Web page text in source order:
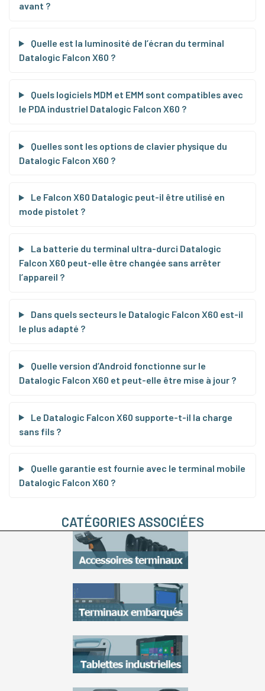
avant ?
Quelle est la luminosité de l’écran du terminal
Datalogic Falcon X60 ?
Quels logiciels MDM et EMM sont compatibles avec
le PDA industriel Datalogic Falcon X60 ?
Quelles sont les options de clavier physique du
Datalogic Falcon X60 ?
Le Falcon X60 Datalogic peut-il être utilisé en
mode pistolet ?
La batterie du terminal ultra-durci Datalogic
Falcon X60 peut-elle être changée sans arrêter
l’appareil ?
Dans quels secteurs le Datalogic Falcon X60 est-il
le plus adapté ?
Quelle version d’Android fonctionne sur le
Datalogic Falcon X60 et peut-elle être mise à jour ?
Le Datalogic Falcon X60 supporte-t-il la charge
sans fils ?
Quelle garantie est fournie avec le terminal mobile
Datalogic Falcon X60 ?
CATÉGORIES ASSOCIÉES